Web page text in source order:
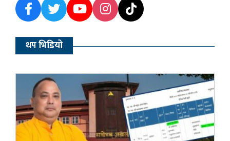
थप भिडियो